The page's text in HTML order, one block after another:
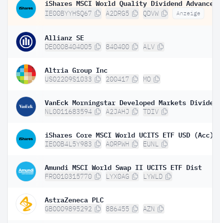
IE00BYYHSQ67 A2DRG5 QDVW Anzeige
Allianz SE
DE0008404005 840400 ALV
Altria Group Inc
US02209S1033 200417 MO
NL0011683594 A2JAHJ TDIV
iShares Core MSCI World UCITS ETF USD (Acc)
IE00B4L5Y983 A0RPWH EUNL
Amundi MSCI World Swap II UCITS ETF Dist
FR0010315770 LYX0AG LYWLD
AstraZeneca PLC
GB0009895292 886455 AZN